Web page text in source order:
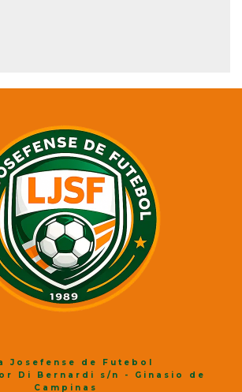
Josefense de Futebol
Di Bernardi s/n - Ginasio de
Campinas